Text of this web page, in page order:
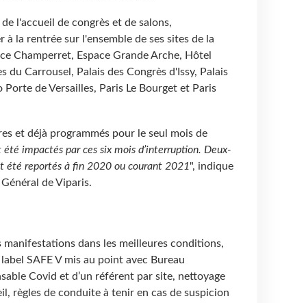
l'accueil de congrès et de salons,
à la rentrée sur l'ensemble de ses sites de la
Champerret, Espace Grande Arche, Hôtel
du Carrousel, Palais des Congrès d'Issy, Palais
Porte de Versailles, Paris Le Bourget et Paris
et déjà programmés pour le seul mois de
impactés par ces six mois d’interruption. Deux-
été reportés à fin 2020 ou courant 2021", indique
de Viparis.
manifestations dans les meilleures conditions,
SAFE V mis au point avec Bureau
Covid et d’un référent par site, nettoyage
règles de conduite à tenir en cas de suspicion